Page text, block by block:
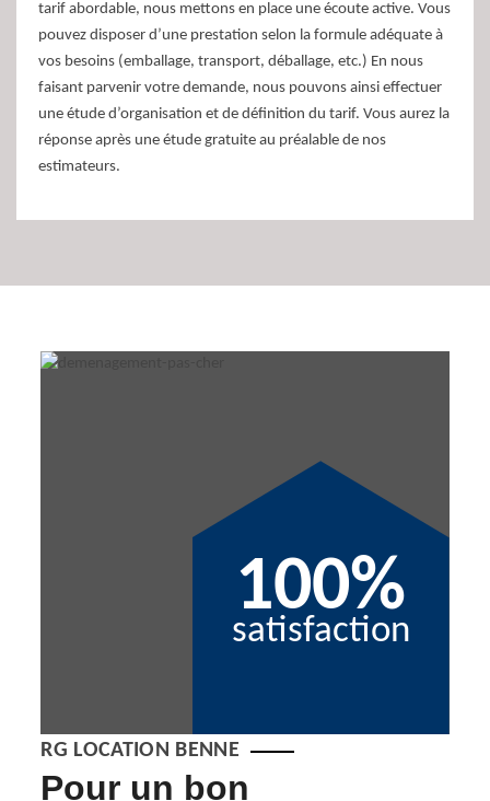
tarif abordable, nous mettons en place une écoute active. Vous
pouvez disposer d’une prestation selon la formule adéquate à
vos besoins (emballage, transport, déballage, etc.) En nous
faisant parvenir votre demande, nous pouvons ainsi effectuer
une étude d’organisation et de définition du tarif. Vous aurez la
réponse après une étude gratuite au préalable de nos
estimateurs.
100%
satisfaction
RG LOCATION BENNE
Pour un bon